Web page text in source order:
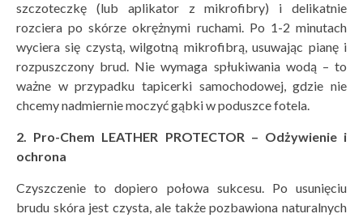
szczoteczkę (lub aplikator z mikrofibry) i delikatnie
rozciera po skórze okrężnymi ruchami. Po 1-2 minutach
wyciera się czystą, wilgotną mikrofibrą, usuwając pianę i
rozpuszczony brud. Nie wymaga spłukiwania wodą – to
ważne w przypadku tapicerki samochodowej, gdzie nie
chcemy nadmiernie moczyć gąbki w poduszce fotela.
2. Pro-Chem LEATHER PROTECTOR – Odżywienie i
ochrona
Czyszczenie to dopiero połowa sukcesu. Po usunięciu
brudu skóra jest czysta, ale także pozbawiona naturalnych